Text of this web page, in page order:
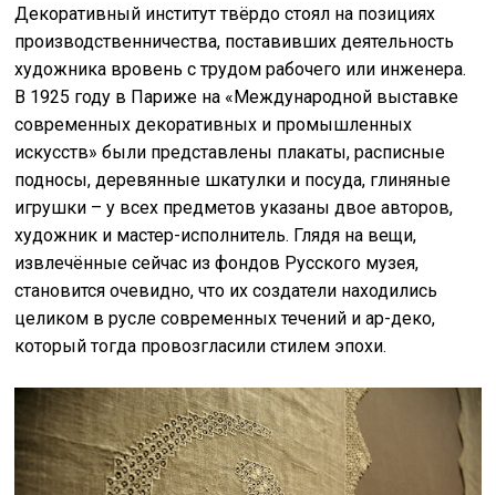
Декоративный институт твёрдо стоял на позициях
производственничества, поставивших деятельность
художника вровень с трудом рабочего или инженера.
В 1925 году в Париже на «Международной выставке
современных декоративных и промышленных
искусств» были представлены плакаты, расписные
подносы, деревянные шкатулки и посуда, глиняные
игрушки – у всех предметов указаны двое авторов,
художник и мастер-исполнитель. Глядя на вещи,
извлечённые сейчас из фондов Русского музея,
становится очевидно, что их создатели находились
целиком в русле современных течений и ар-деко,
который тогда провозгласили стилем эпохи.